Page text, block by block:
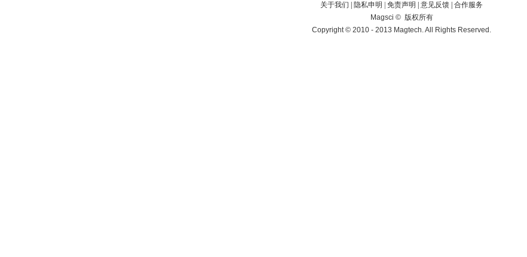
关于我们 隐私申明 | 免责声明 意见反馈 合作服务
Magsci © 版权所有
Copyright © 2010 - 2013 Magtech. All Rights Reserved.